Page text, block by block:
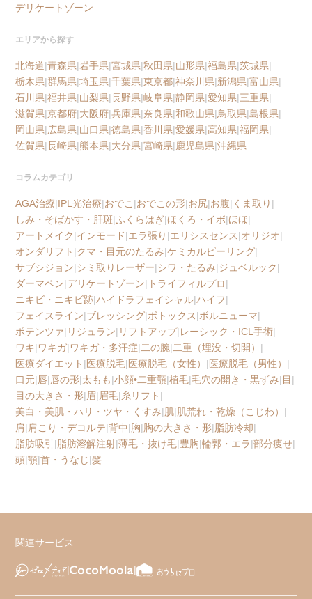
デリケートゾーン
エリアから探す
北海道|青森県|岩手県|宮城県|秋田県|山形県|福島県|茨城県|
栃木県|群馬県|埼玉県|千葉県|東京都|神奈川県|新潟県|富山県|
石川県|福井県|山梨県|長野県|岐阜県|静岡県|愛知県|三重県|
滋賀県|京都府|大阪府|兵庫県|奈良県|和歌山県|鳥取県|島根県|
岡山県|広島県|山口県|徳島県|香川県|愛媛県|高知県|福岡県|
佐賀県|長崎県|熊本県|大分県|宮崎県|鹿児島県|沖縄県
コラムカテゴリ
AGA治療|IPL光治療|おでこ |おでこの形|お尻|お腹| くま取り |
しみ・そばかす・肝斑|ふくらはぎ|ほくろ・イボ|ほほ|
アートメイク|インモード|エラ張り |エリシスセンス|オリジオ|
オンダリフト |クマ・目元のたるみ|ケミカルピーリング|
サブシジョン|シミ取りレーザー|シワ・たるみ|ジュベルック|
ダーマペン|デリケートゾーン| トライフィルプロ|
ニキビ・ニキビ跡|ハイドラフェイシャル|ハイフ|
フェイスライン|ブレッシング|ボトックス|ボルニューマ|
ポテンツァ| リジュラン| リフトアップ|レーシック・ICL手術|
ワキ|ワキガ|ワキガ・多汗症|二の腕|二重（埋没・切開） |
医療ダイエット |医療脱毛|医療脱毛（女性） |医療脱毛（男性） |
口元|唇|唇の形|太もも|小顔•二重顎|植毛|毛穴の開き・黒ずみ|目 |
目の大きさ・形|眉|眉毛|糸リフト |
美白・美肌・ハリ・ツヤ・くすみ|肌|肌荒れ・乾燥（こじわ） |
肩|肩こり・デコルテ|背中|胸|胸の大きさ・形|脂肪冷却|
脂肪吸引 |脂肪溶解注射|薄毛・抜け毛|豊胸|輪郭・エラ|部分痩せ|
頭|顎|首・うなじ|髪
関連サービス